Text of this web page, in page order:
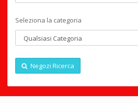
Seleziona la categoria
Negozi Ricerca